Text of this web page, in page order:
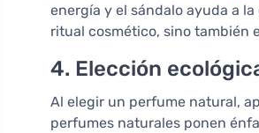
energía y el sándalo ayuda a
ritual cosmético, sino también
4. Elección
Al elegir un perfume natural,
perfumes naturales ponen